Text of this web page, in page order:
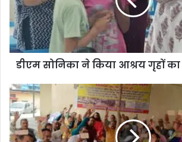
डीएम सोनिका ने किया आश्रय गृहों